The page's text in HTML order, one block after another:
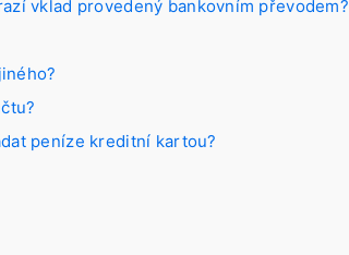
vklad provedený bankovním převodem?
peníze kreditní kartou?